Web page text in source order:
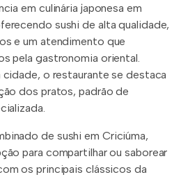
em culinária japonesa em
sushi de alta qualidade,
e um atendimento que
pela gastronomia oriental.
o restaurante se destaca
dos pratos, padrão de
de sushi em Criciúma,
para compartilhar ou saborear
os principais clássicos da